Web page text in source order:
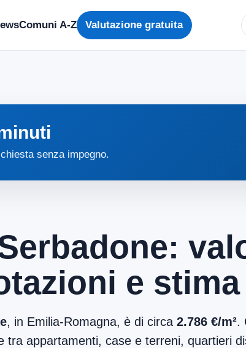
Comuni A-Z Valutazione gratuita
senza impegno.
e
, in Emilia-Romagna, è di circa 2.786 €/m².
appartamenti, case e terreni, quartieri